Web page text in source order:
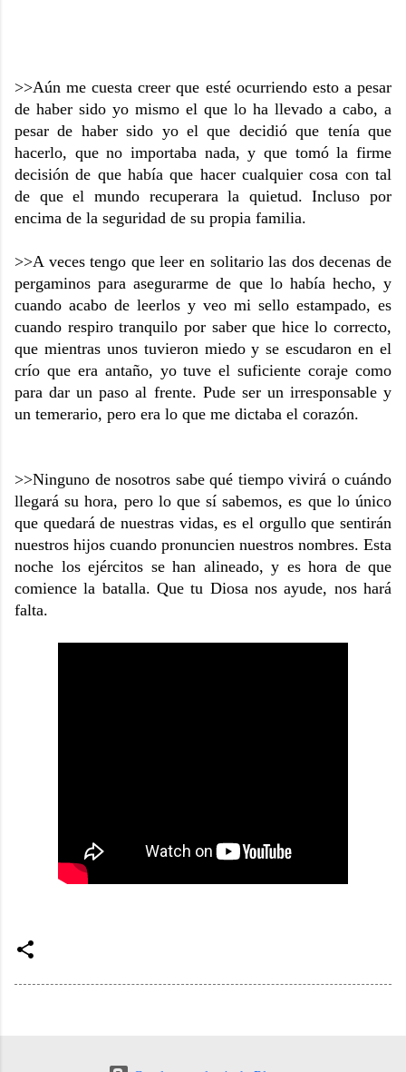
>>Aún me cuesta creer que esté ocurriendo esto a pesar
de haber sido yo mismo el que lo ha llevado a cabo, a
pesar de haber sido yo el que decidió que tenía que
hacerlo, que no importaba nada, y que tomó la firme
decisión de que había que hacer cualquier cosa con tal
de que el mundo recuperara la quietud. Incluso por
encima de la seguridad de su propia familia.
>>A veces tengo que leer en solitario las dos decenas de
pergaminos para asegurarme de que lo había hecho, y
cuando acabo de leerlos y veo mi sello estampado, es
cuando respiro tranquilo por saber que hice lo correcto,
que mientras unos tuvieron miedo y se escudaron en el
crío que era antaño, yo tuve el suficiente coraje como
para dar un paso al frente. Pude ser un irresponsable y
un temerario, pero era lo que me dictaba el corazón.
>>Ninguno de nosotros sabe qué tiempo vivirá o cuándo
llegará su hora, pero lo que sí sabemos, es que lo único
que quedará de nuestras vidas, es el orgullo que sentirán
nuestros hijos cuando pronuncien nuestros nombres. Esta
noche los ejércitos se han alineado, y es hora de que
comience la batalla. Que tu Diosa nos ayude, nos hará
falta.